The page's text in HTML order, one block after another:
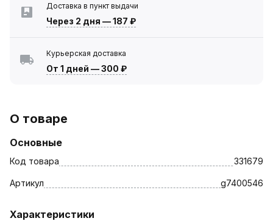
Доставка в пункт выдачи
Через 2 дня —187 ₽
Курьерская доставка
От 1 дней —300 ₽
О товаре
Основные
Код товара 331679
Артикул g7400546
Характеристики